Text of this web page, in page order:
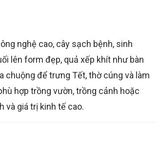
nghệ cao, cây sạch bệnh, sinh
lên form đẹp, quả xếp khít như bàn
chuộng để trưng Tết, thờ cúng và làm
hợp trồng vườn, trồng cảnh hoặc
và giá trị kinh tế cao.